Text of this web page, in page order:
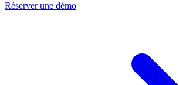
Réserver une démo